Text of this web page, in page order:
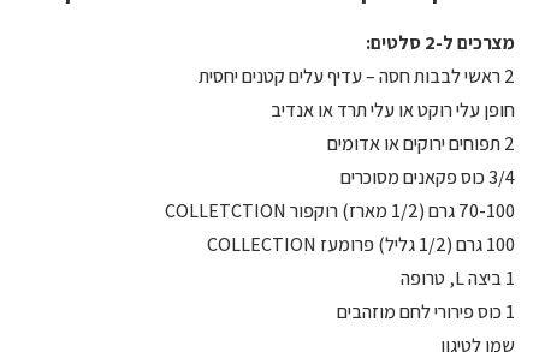
מצרכים ל-2 סלטים:
2 ראשי לבבות חסה – עדיף עלים קטנים יחסית
חופן עלי רוקט או עלי תרד או אנדיב
2 תפוחים ירוקים או אדומים
3/4 כוס פקאנים מסוכרים
70-100 גרם (1/2 מארז) רוקפור COLLETCTION
100 גרם (1/2 גליל) פרומעז COLLECTION
1 ביצה L, טרופה
1 כוס פירורי לחם מוזהבים
שמן לטיגון